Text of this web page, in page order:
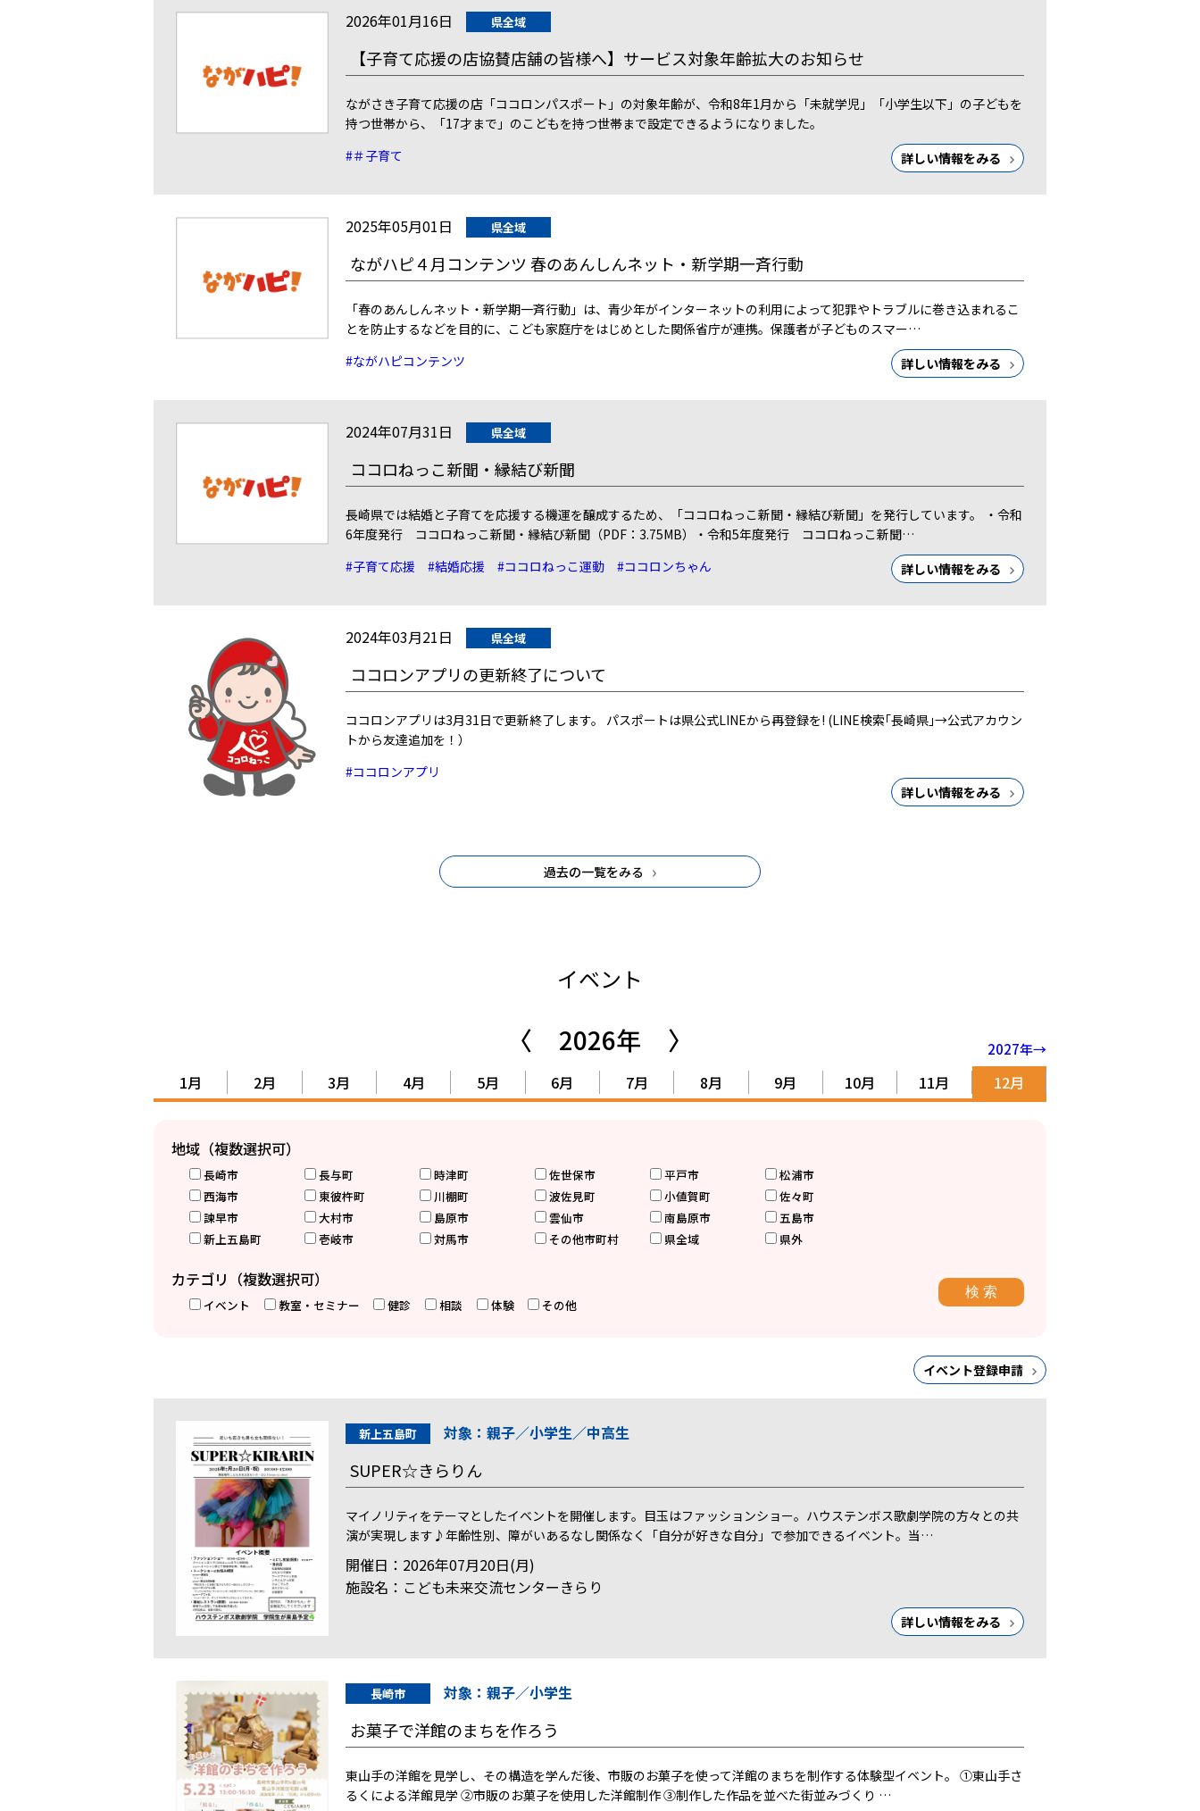
2026年01月16日 県全域
【子育て応援の店協賛店舗の皆様へ】サービス対象年齢拡大のお知らせ
ながさき子育て応援の店「ココロンパスポート」の対象年齢が、令和8年1月から「未就学児」「小学生以下」の子どもを
持つ世帯から、「17才まで」のこどもを持つ世帯まで設定できるようになりました。
#＃子育て
詳しい情報をみる
2025年05月01日 県全域
ながハピ４月コンテンツ 春のあんしんネット・新学期一斉行動
「春のあんしんネット・新学期一斉行動」は、青少年がインターネットの利用によって犯罪やトラブルに巻き込まれるこ
とを防止するなどを目的に、こども家庭庁をはじめとした関係省庁が連携。保護者が子どものスマー…
#ながハピコンテンツ
詳しい情報をみる
2024年07月31日 県全域
ココロねっこ新聞・縁結び新聞
長崎県では結婚と子育てを応援する機運を醸成するため、「ココロねっこ新聞・縁結び新聞」を発行しています。 ・令和
6年度発行 ココロねっこ新聞・縁結び新聞（PDF：3.75MB）・令和5年度発行 ココロねっこ新聞…
#子育て応援
#結婚応援 #ココロねっこ運動 #ココロンちゃん 詳しい情報をみる
2024年03月21日 県全域
ココロンアプリの更新終了について
ココロンアプリは3月31日で更新終了します。 パスポートは県公式LINEから再登録を! (LINE検索｢長崎県｣→公式アカウン
トから友達追加を！）
#ココロンアプリ
詳しい情報をみる
過去の一覧をみる
イベント
〈 2026年 〉 2027年→
1月 2月 3月 4月 5月 6月 7月 8月 9月 10月 11月 12月
地域（複数選択可）
長崎市 長与町 時津町 佐世保市 平戸市
松浦市
西海市
東彼杵町 川棚町 波佐見町 小値賀町
佐々町
諫早市
大村市 島原市 雲仙市 南島原市
五島市
新上五島町
壱岐市 対馬市 その他市町村 県全域 県外
カテゴリ（複数選択可）
イベント 教室・セミナー 健診 相談 体験 その他
イベント登録申請
新上五島町 対象：親子／小学生／中高生
SUPER☆きらりん
マイノリティをテーマとしたイベントを開催します。目玉はファッションショー。ハウステンボス歌劇学院の方々との共
演が実現します♪年齢性別、障がいあるなし関係なく「自分が好きな自分」で参加できるイベント。当…
開催日：2026年07月20日(月)
施設名：こども未来交流センターきらり
詳しい情報をみる
長崎市 対象：親子／小学生
お菓子で洋館のまちを作ろう
東山手の洋館を見学し、その構造を学んだ後、市販のお菓子を使って洋館のまちを制作する体験型イベント。 ①東山手さ
るくによる洋館見学 ②市販のお菓子を使用した洋館制作 ③制作した作品を並べた街並みづくり …